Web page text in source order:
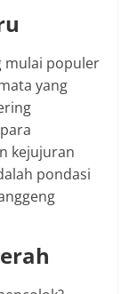
mulai populer
yang
kejujuran
pondasi